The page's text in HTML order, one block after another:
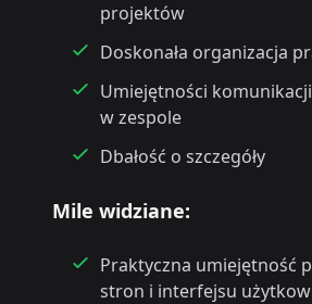
projektów
Doskonała organizacja
Umiejętności
w zespole
Dbałość o szczegóły
Mile widziane:
Praktyczna umiejętność
stron i interfejsu